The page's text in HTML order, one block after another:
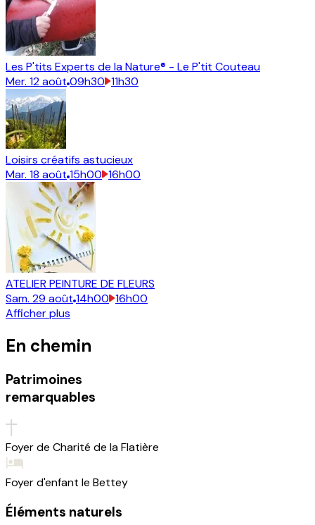
Les P'tits Experts de la Nature® - Le P'tit Couteau
Mer. 12août 09h30 11h30
Loisirs créatifs astucieux
Mar. 18 août 15h00 16h00
ATELIER PEINTURE DE FLEURS
Sam. 29 août 14h00 16h00
Afficher plus
En chemin
Patrimoines
remarquables
Foyer de Charité de la Flatière
Foyer d'enfant le Bettey
Éléments naturels